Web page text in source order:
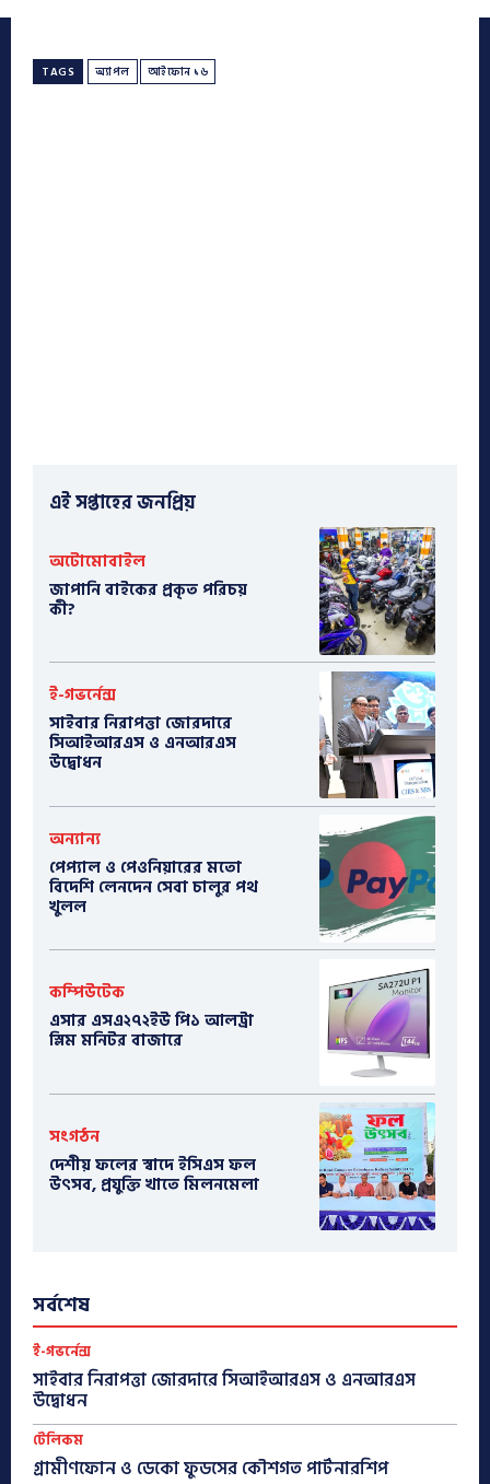
TAGS অ্যাপল আইফোন ১৬
এই সপ্তাহের জনপ্রিয়
অটোমোবাইল
​জাপানি বাইকের প্রকৃত পরিচয়
কী?
ই-গভর্নেন্স
সাইবার নিরাপত্তা জোরদারে
সিআইআরএস ও এনআরএস
উদ্বোধন
অন্যান্য
পেপ্যাল ও পেওনিয়ারের মতো
বিদেশি লেনদেন সেবা চালুর পথ
খুলল
কম্পিউটেক
এসার এসএ২৭২ইউ পি১ আলট্রা
স্লিম মনিটর বাজারে
সংগঠন
দেশীয় ফলের স্বাদে ইসিএস ফল
উৎসব, প্রযুক্তি খাতে মিলনমেলা
সর্বশেষ
ই-গভর্নেন্স
সাইবার নিরাপত্তা জোরদারে সিআইআরএস ও এনআরএস
উদ্বোধন
টেলিকম
গ্রামীণফোন ও ডেকো ফুডসের কৌশগত পার্টনারশিপ